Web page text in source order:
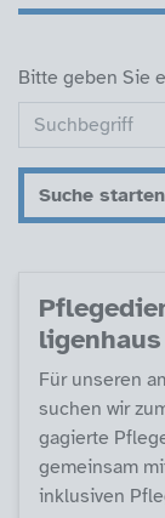
Bitte geben Sie
Suche starten
li­gen­haus
Für un­se­ren
su­chen wir
ga­gier­te
ge­mein­sam
in­k­lu­si­ven